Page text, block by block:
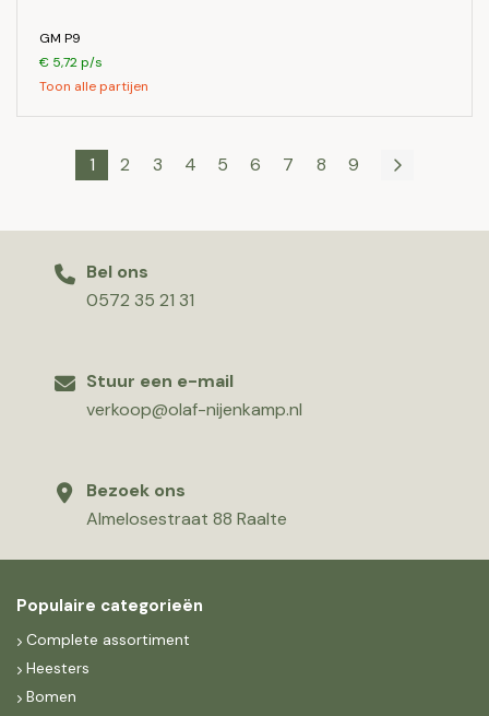
GM P9
€ 5,72 p/s
Toon alle partijen
1 2 3 4 5 6 7 8 9
Bel ons
0572 35 21 31
Stuur een e-mail
verkoop@olaf-nijenkamp.nl
Bezoek ons
Almelosestraat 88 Raalte
Populaire categorieën
Complete assortiment
Heesters
Bomen